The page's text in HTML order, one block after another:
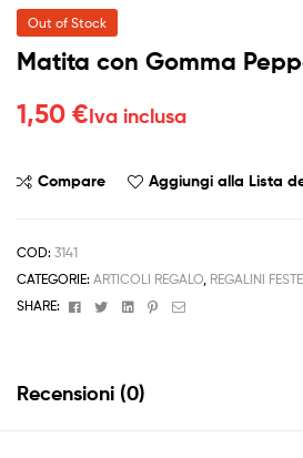
Out of Stock
Matita con Gomma
1,50 €Iva inclusa
Compare Aggiungi alla Lista
COD: 3141
CATEGORIE: ARTICOLI REGALO REGALINI FESTE
SHARE:
FacebookTwitterLinkedinPinterest
Email
Recensioni (0)